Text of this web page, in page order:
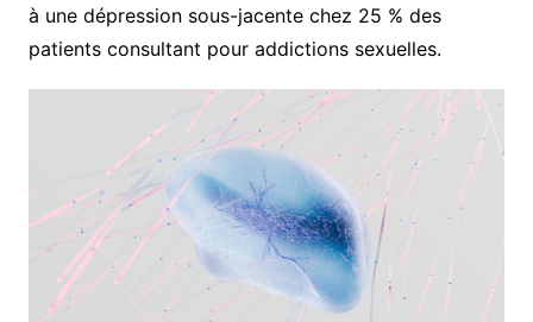
à une dépression sous-jacente chez 25 % des
patients consultant pour addictions sexuelles.